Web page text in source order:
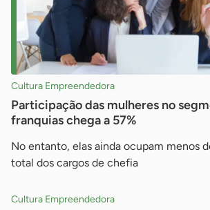
Cultura Empreendedora
Participação das mulheres no
franquias chega a 57%
No entanto, elas ainda ocupam menos
total dos cargos de chefia
Cultura Empreendedora